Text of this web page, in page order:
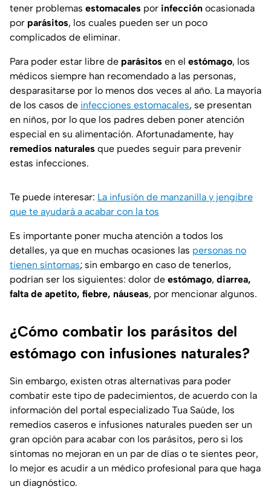
tener problemas estomacales por infección ocasionada
por parásitos, los cuales pueden ser un poco
complicados de eliminar.
Para poder estar libre de parásitos en el estómago, los
médicos siempre han recomendado a las personas,
desparasitarse por lo menos dos veces al año. La mayoría
de los casos de infecciones estomacales, se presentan
en niños, por lo que los padres deben poner atención
especial en su alimentación. Afortunadamente, hay
remedios naturales que puedes seguir para prevenir
estas infecciones.
Te puede interesar: La infusión de manzanilla y jengibre
que te ayudará a acabar con la tos
Es importante poner mucha atención a todos los
detalles, ya que en muchas ocasiones las personas no
tienen síntomas; sin embargo en caso de tenerlos,
podrían ser los siguientes: dolor de estómago, diarrea,
falta de apetito, fiebre, náuseas, por mencionar algunos.
¿Cómo combatir los parásitos del
estómago con infusiones naturales?
Sin embargo, existen otras alternativas para poder
combatir este tipo de padecimientos, de acuerdo con la
información del portal especializado Tua Saúde, los
remedios caseros e infusiones naturales pueden ser un
gran opción para acabar con los parásitos, pero si los
síntomas no mejoran en un par de días o te sientes peor,
lo mejor es acudir a un médico profesional para que haga
un diagnóstico.